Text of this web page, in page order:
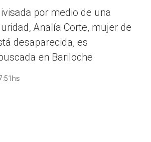
por medio de una
Analía Corte, mujer de
desaparecida, es
en Bariloche